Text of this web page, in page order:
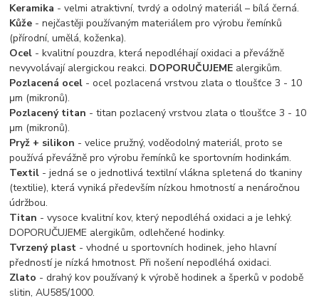
Keramika - velmi atraktivní, tvrdý a odolný materiál – bílá černá.
Kůže - nejčastěji používaným materiálem pro výrobu řemínků
(přírodní, umělá, koženka).
Ocel - kvalitní pouzdra, která nepodléhají oxidaci a převážně
nevyvolávají alergickou reakci. DOPORUČUJEME alergikům.
Pozlacená ocel - ocel pozlacená vrstvou zlata o tloušťce 3 - 10
μm (mikronů).
Pozlacený titan - titan pozlacený vrstvou zlata o tloušťce 3 - 10
μm (mikronů).
Pryž + silikon - velice pružný, voděodolný materiál, proto se
používá převážně pro výrobu řemínků ke sportovním hodinkám.
Textil - jedná se o jednotlivá textilní vlákna spletená do tkaniny
(textilie), která vyniká především nízkou hmotností a nenáročnou
údržbou.
Titan - vysoce kvalitní kov, který nepodléhá oxidaci a je lehký.
DOPORUČUJEME alergikům, odlehčené hodinky.
Tvrzený plast - vhodné u sportovních hodinek, jeho hlavní
předností je nízká hmotnost. Při nošení nepodléhá oxidaci.
Zlato - drahý kov používaný k výrobě hodinek a šperků v podobě
slitin, AU585/1000.